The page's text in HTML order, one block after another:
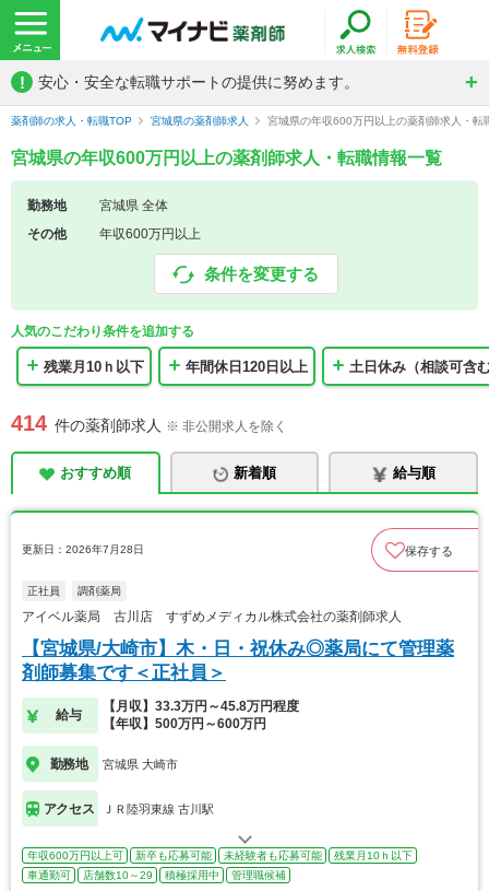
! 安心・安全な転職サポートの提供に努めます。
薬剤師の求人・転職TOP 宮城県の薬剤師求人 宮城県の年収600万円以上の薬剤師求人・転
宮城県の年収600万円以上の薬剤師求人・転職情報一覧
勤務地
宮城県 全体
その他
年収600万円以上
条件を変更する
人気のこだわり条件を追加する
残業月10ｈ以下 年間休日120日以上 土日休み（相談可含
414 件の薬剤師求人 ※ 非公開求人を除く
おすすめ順 新着順 給与順
更新日：2026年7月28日 保存する
正社員 調剤薬局
アイベル薬局 古川店 すずめメディカル株式会社の薬剤師求人
【宮城県/大崎市】木・日・祝休み◎薬局にて管理薬
剤師募集です＜正社員＞
給与
【月収】33.3万円～45.8万円程度
【年収】500万円～600万円
勤務地 宮城県 大崎市
アクセス ＪＲ陸羽東線 古川駅
年収600万円以上可 新卒も応募可能 未経験者も応募可能
残業月10ｈ以下
車通勤可
店舗数10～29 積極採用中 管理職候補